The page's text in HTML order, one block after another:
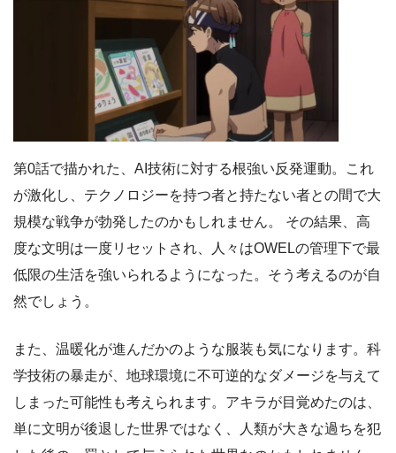
第0話で描かれた、AI技術に対する根強い反発運動。これ
が激化し、テクノロジーを持つ者と持たない者との間で大
規模な戦争が勃発したのかもしれません。 その結果、高
度な文明は一度リセットされ、人々はOWELの管理下で最
低限の生活を強いられるようになった。そう考えるのが自
然でしょう。
また、温暖化が進んだかのような服装も気になります。科
学技術の暴走が、地球環境に不可逆的なダメージを与えて
しまった可能性も考えられます。アキラが目覚めたのは、
単に文明が後退した世界ではなく、人類が大きな過ちを犯